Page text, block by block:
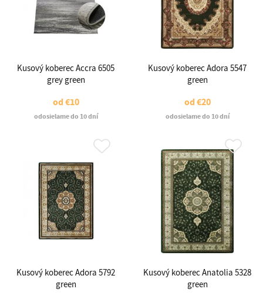
Kusový koberec Accra 6505
grey green
od€10
odosielame do 10 dní
Kusový koberec Adora 5547
green
od€20
odosielame do 10 dní
Kusový koberec Adora 5792
green
Kusový koberec Anatolia 5328
green